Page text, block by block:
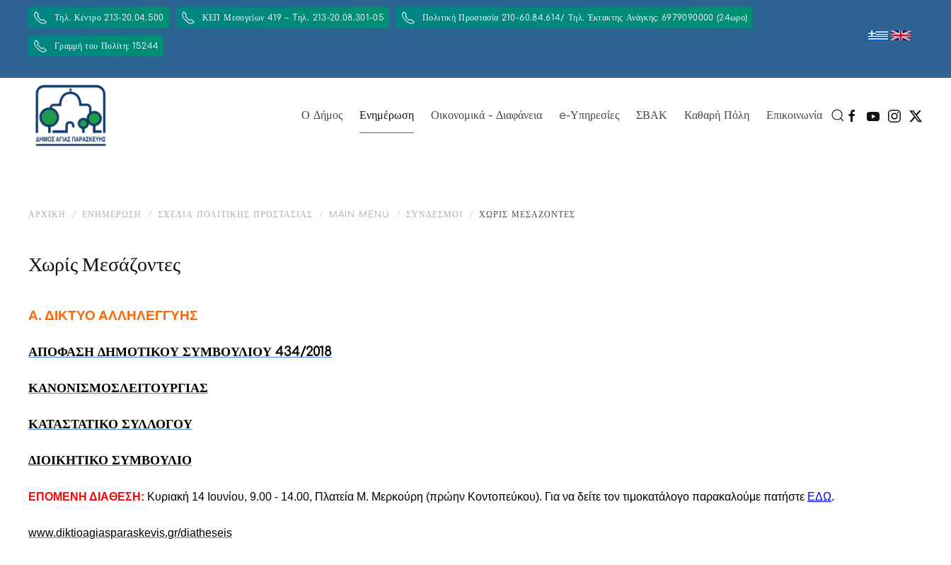
Τηλ. Κέντρο 213-20.04.500 ΚΕΠ Μεσογείων 419 – Tηλ. 213-20.08.301-05 Πολιτική Προστασία 210-60.84.614/ Τηλ. Έκτακτης Ανάγκης: 6979090000 (24ωρο)
Γραμμή του Πολίτη: 15244
Ο Δήμος Ενημέρωση Οικονομικά - Διαφάνεια e-Υπηρεσίες ΣΒΑΚ Καθαρή Πόλη Επικοινωνία
ΑΡΧΙΚΉ ΕΝΗΜΈΡΩΣΗ ΣΧΈΔΙΑ ΠΟΛΙΤΙΚΉΣ ΠΡΟΣΤΑΣΊΑΣ MAIN MENU ΣΎΝΔΕΣΜΟΙ ΧΩΡΊΣ ΜΕΣΆΖΟΝΤΕΣ
Χωρίς Μεσάζοντες
Α. ΔΙΚΤΥΟ ΑΛΛΗΛΕΓΓΥΗΣ
ΑΠΟΦΑΣΗ ΔΗΜΟΤΙΚΟΥ ΣΥΜΒΟΥΛΙΟΥ 434/2018
ΚΑΝΟΝΙΣΜΟΣΛΕΙΤΟΥΡΓΙΑΣ
ΚΑΤΑΣΤΑΤΙΚΟ ΣΥΛΛΟΓΟΥ
ΔΙΟΙΚΗΤΙΚΟ ΣΥΜΒΟΥΛΙΟ
ΕΠΟΜΕΝΗ ΔΙΑΘΕΣΗ: Κυριακή 14 Ιουνίου, 9.00 - 14.00, Πλατεία Μ. Μερκούρη (πρώην Κοντοπεύκου). Για να δείτε τον τιμοκατάλογο παρακαλούμε πατήστε ΕΔΩ.
www.diktioagiasparaskevis.gr/diatheseis